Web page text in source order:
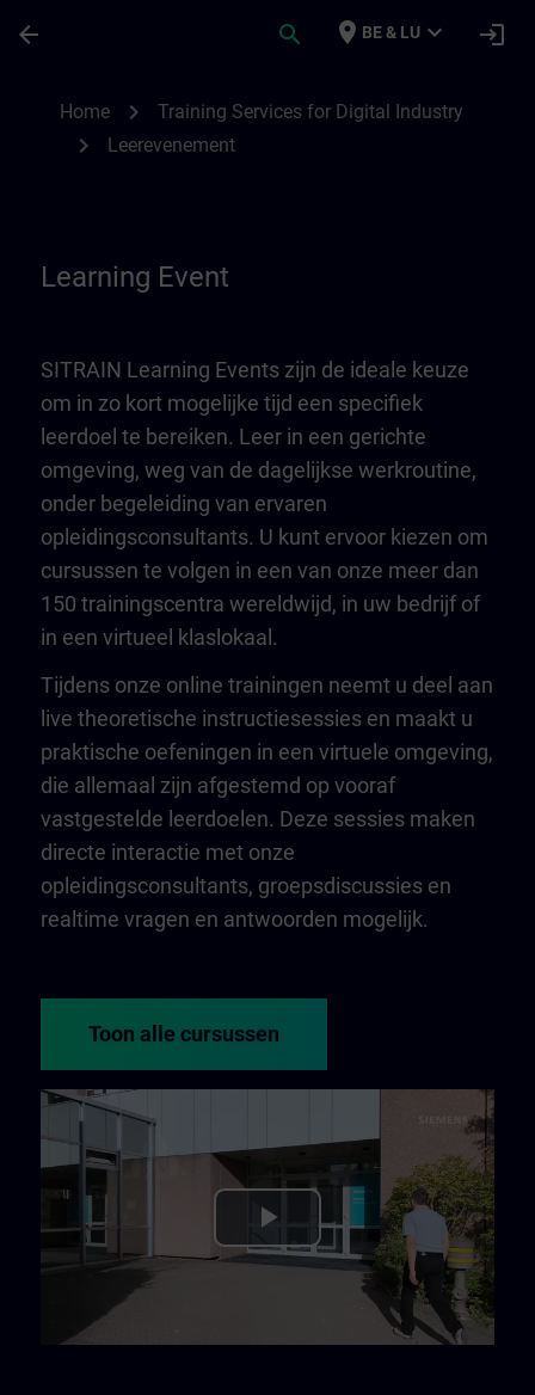
arrow_back search place BE & LU expand_more login
Home chevron_right Training Services for Digital Industry
chevron_right Leerevenement
Learning Event
SITRAIN Learning Events zijn de ideale keuze
om in zo kort mogelijke tijd een specifiek
leerdoel te bereiken. Leer in een gerichte
omgeving, weg van de dagelijkse werkroutine,
onder begeleiding van ervaren
opleidingsconsultants. U kunt ervoor kiezen om
cursussen te volgen in een van onze meer dan
150 trainingscentra wereldwijd, in uw bedrijf of
in een virtueel klaslokaal.
Tijdens onze online trainingen neemt u deel aan
live theoretische instructiesessies en maakt u
praktische oefeningen in een virtuele omgeving,
die allemaal zijn afgestemd op vooraf
vastgestelde leerdoelen. Deze sessies maken
directe interactie met onze
opleidingsconsultants, groepsdiscussies en
realtime vragen en antwoorden mogelijk.
Toon alle cursussen
Play